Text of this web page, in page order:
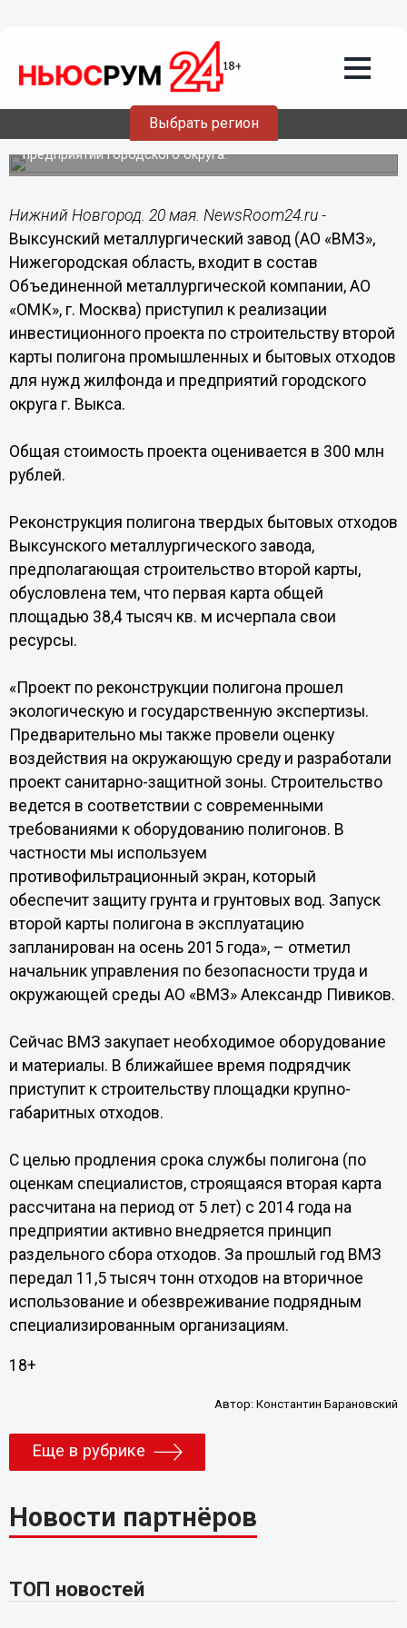
Выбрать регион
Выксунский металлургический завод
инвестирует 300 млн рублей в полигон
ТБО
Полигон будет служить нуждам жилфонда и
предприятий городского округа.
Нижний Новгород. 20 мая. NewsRoom24.ru -
Выксунский металлургический завод (АО «ВМЗ»,
Нижегородская область, входит в состав
Объединенной металлургической компании, АО
«ОМК», г. Москва) приступил к реализации
инвестиционного проекта по строительству второй
карты полигона промышленных и бытовых отходов
для нужд жилфонда и предприятий городского
округа г. Выкса.
Общая стоимость проекта оценивается в 300 млн
рублей.
Реконструкция полигона твердых бытовых отходов
Выксунского металлургического завода,
предполагающая строительство второй карты,
обусловлена тем, что первая карта общей
площадью 38,4 тысяч кв. м исчерпала свои
ресурсы.
«Проект по реконструкции полигона прошел
экологическую и государственную экспертизы.
Предварительно мы также провели оценку
воздействия на окружающую среду и разработали
проект санитарно-защитной зоны. Строительство
ведется в соответствии с современными
требованиями к оборудованию полигонов. В
частности мы используем
противофильтрационный экран, который
обеспечит защиту грунта и грунтовых вод. Запуск
второй карты полигона в эксплуатацию
запланирован на осень 2015 года», – отметил
начальник управления по безопасности труда и
окружающей среды АО «ВМЗ» Александр Пивиков.
Сейчас ВМЗ закупает необходимое оборудование
и материалы. В ближайшее время подрядчик
приступит к строительству площадки крупно-
габаритных отходов.
С целью продления срока службы полигона (по
оценкам специалистов, строящаяся вторая карта
рассчитана на период от 5 лет) с 2014 года на
предприятии активно внедряется принцип
раздельного сбора отходов. За прошлый год ВМЗ
передал 11,5 тысяч тонн отходов на вторичное
использование и обезвреживание подрядным
специализированным организациям.
18+
Автор:Константин Барановский
Еще в рубрике
Новости партнёров
ТОП новостей